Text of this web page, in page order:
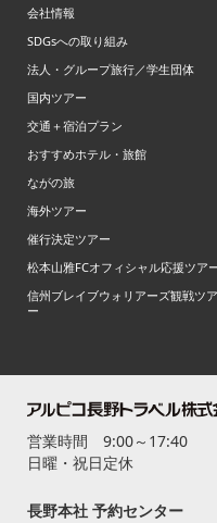
会社情報
SDGsへの取り組み
法人・グループ旅行／学生団体
国内ツアー
交通＋宿泊プラン
おすすめホテル・旅館
ながの旅
海外ツアー
催行決定ツアー
松本山雅FCオフィシャル応援ツア
信州ブレイブウォリアーズ観戦ツア
ー
営業時間 9:00～17:40
日曜・祝日定休
長野本社 予約センター